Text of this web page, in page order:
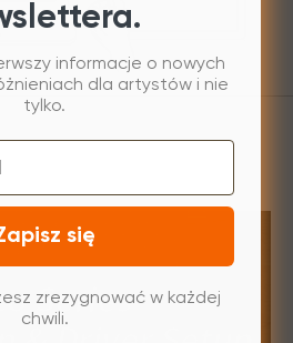
informacje o nowych
dla artystów i nie
tylko.
się
zrezygnować w każdej
chwili.